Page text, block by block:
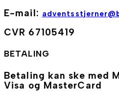
E-mail:
CVR 67105419
BETALING
Betaling kan ske med
Visa og MasterCard